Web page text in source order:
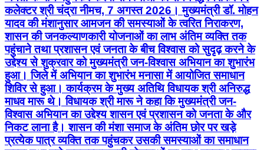
कलेक्टर श्री चंद्रा नीमच, 7 अगस्त 2026। मुख्यमंत्री डॉ. मोहन
यादव की मंशानुसार आमजन की समस्याओं के त्वरित निराकरण,
शासन की जनकल्याणकारी योजनाओं का लाभ अंतिम व्यक्ति तक
पहुंचाने तथा प्रशासन एवं जनता के बीच विश्वास को सुदृढ़ करने के
उद्देश्य से शुक्रवार को मुख्यमंत्री जन-विश्वास अभियान का शुभारंभ
हुआ। जिले में अभियान का शुभारंभ मनासा में आयोजित समाधान
शिविर से हुआ। कार्यक्रम के मुख्य अतिथि विधायक श्री अनिरुद्ध
माधव मारू थे। विधायक श्री मारू ने कहा कि मुख्यमंत्री जन-
विश्वास अभियान का उद्देश्य शासन एवं प्रशासन को जनता के और
निकट लाना है। शासन की मंशा समाज के अंतिम छोर पर खड़े
प्रत्येक पात्र व्यक्ति तक पहुंचकर उसकी समस्याओं का समाधान